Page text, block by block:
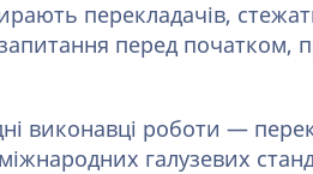
перекладачів,
перед початком,
виконавці роботи —
галузевих